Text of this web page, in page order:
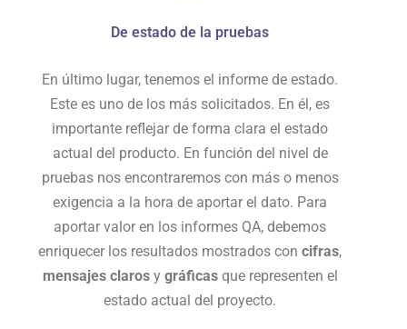
De estado de la pruebas
En último lugar, tenemos el informe de estado.
Este es uno de los más solicitados. En él, es
importante reflejar de forma clara el estado
actual del producto. En función del nivel de
pruebas nos encontraremos con más o menos
exigencia a la hora de aportar el dato. Para
aportar valor en los informes QA, debemos
enriquecer los resultados mostrados con cifras,
mensajes clarosy gráficas que representen el
estado actual del proyecto.